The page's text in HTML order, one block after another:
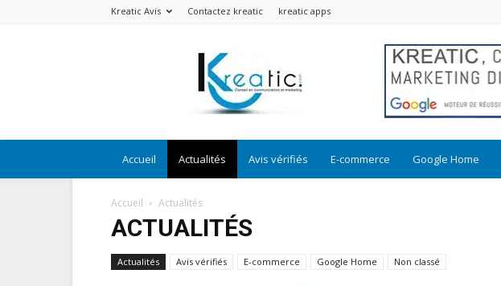
Kreatic Avis Contactez kreatic kreatic apps
Accueil Actualités Avis vérifiés E-commerce Google Home
Accueil Actualités
ACTUALITÉS
Actualités Avis vérifiés E-commerce Google Home Non classé